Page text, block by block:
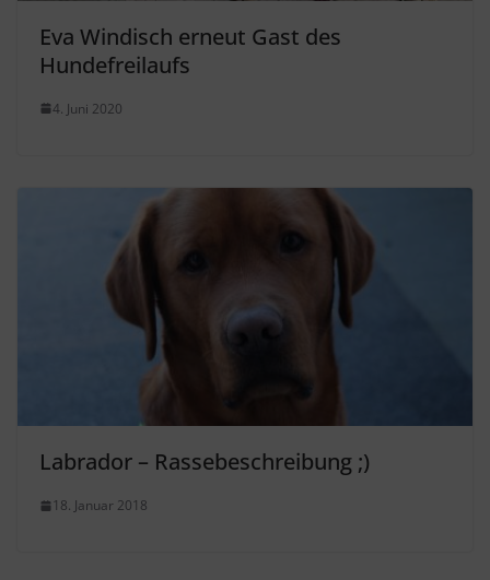
Eva Windisch erneut Gast des
Hundefreilaufs
4. Juni 2020
Labrador – Rassebeschreibung ;)
18. Januar 2018